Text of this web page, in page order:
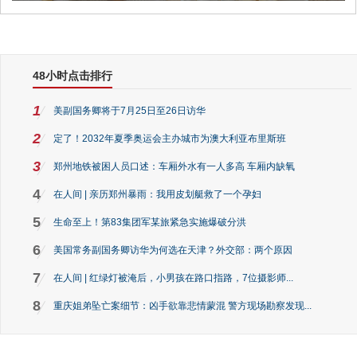
48小时点击排行
1 美副国务卿将于7月25日至26日访华
2 定了！2032年夏季奥运会主办城市为澳大利亚布里斯班
3 郑州地铁被困人员口述：车厢外水有一人多高 车厢内缺氧
4 在人间 | 亲历郑州暴雨：我用皮划艇救了一个孕妇
5 生命至上！第83集团军某旅紧急实施爆破分洪
6 美国常务副国务卿访华为何选在天津？外交部：两个原因
7 在人间 | 红绿灯被淹后，小男孩在路口指路，7位摄影师...
8 重庆姐弟坠亡案细节：凶手欲靠悲情蒙混 警方现场勘察发现...